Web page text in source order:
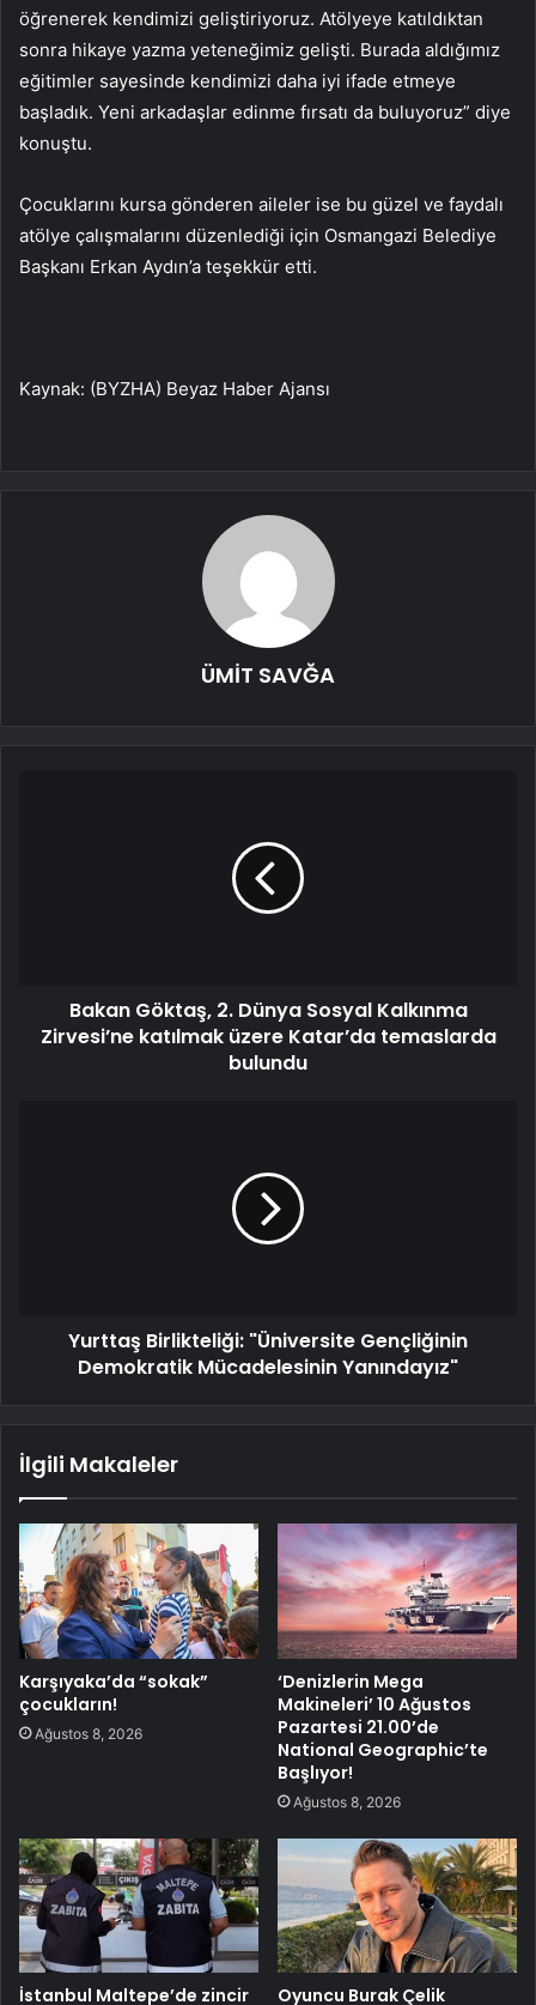
öğrenerek kendimizi geliştiriyoruz. Atölyeye katıldıktan
sonra hikaye yazma yeteneğimiz gelişti. Burada aldığımız
eğitimler sayesinde kendimizi daha iyi ifade etmeye
başladık. Yeni arkadaşlar edinme fırsatı da buluyoruz” diye
konuştu.
Çocuklarını kursa gönderen aileler ise bu güzel ve faydalı
atölye çalışmalarını düzenlediği için Osmangazi Belediye
Başkanı Erkan Aydın’a teşekkür etti.
Kaynak: (BYZHA) Beyaz Haber Ajansı
ÜMİT SAVĞA
Bakan Göktaş, 2. Dünya Sosyal Kalkınma
Zirvesi’ne katılmak üzere Katar’da temaslarda
bulundu
Yurttaş Birlikteliği: "Üniversite Gençliğinin
Demokratik Mücadelesinin Yanındayız"
İlgili Makaleler
Karşıyaka’da “sokak”
çocukların!
Ağustos 8, 2026
‘Denizlerin Mega
Makineleri’ 10 Ağustos
Pazartesi 21.00’de
National Geographic’te
Başlıyor!
Ağustos 8, 2026
İstanbul Maltepe’de zincir Oyuncu Burak Çelik